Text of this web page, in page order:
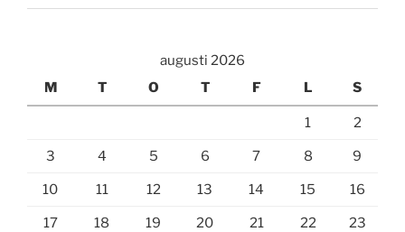
augusti 2026
M
T O T F L S
1 2
3 4 5 6 7 8 9
10 11 12 13 14 15 16
17 18 19 20 21 22 23